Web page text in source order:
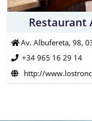
Restaurant
Av. Albufereta, 98,
+34 965 16 29 14
http://